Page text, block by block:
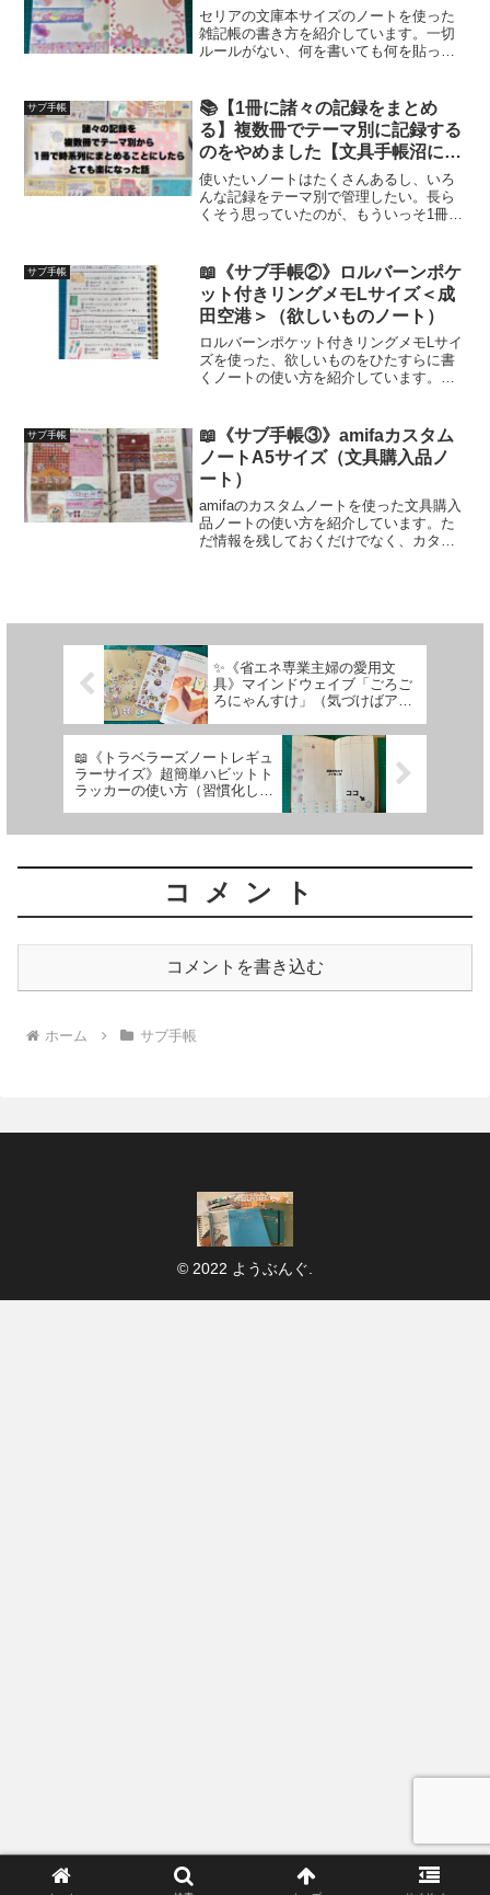
セリアの文庫本サイズのノートを使った
雑記帳の書き方を紹介しています。一切
ルールがない、何を書いても何を貼って
す！
サブ手帳
📚【1冊に諸々の記録をまとめ
る】複数冊でテーマ別に記録する
のをやめました【文具手帳沼に浸
かるゆるゆる主婦の手帳生活】
使いたいノートはたくさんあるし、いろ
んな記録をテーマ別で管理したい。長ら
くそう思っていたのが、もういっそ1冊に
サブ手帳
📖《サブ手帳②》ロルバーンポケ
ット付きリングメモLサイズ＜成
田空港＞（欲しいものノート）
ロルバーンポケット付きリングメモLサイ
ズを使った、欲しいものをひたすらに書
くノートの使い方を紹介しています。出
いものノートです。比較結果を書いてお
くことで、いざ買う時にスムーズに動け
ますよね！
サブ手帳
📖《サブ手帳③》amifaカスタム
ノートA5サイズ（文具購入品ノ
ート）
amifaのカスタムノートを使った文具購入
品ノートの使い方を紹介しています。た
だ情報を残しておくだけでなく、カタロ
✨《省エネ専業主婦の愛用文
具》マインドウェイブ「ごろご
ろにゃんすけ」（気づけばアナ
なっていた）
📖《トラベラーズノートレギュ
ラーサイズ》超簡単ハビットト
ラッカーの使い方（習慣化した
コメント
コメントを書き込む
ホーム サブ手帳
© 2022 ようぶんぐ.